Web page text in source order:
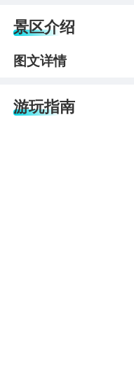
景区介绍
图文详情
游玩指南